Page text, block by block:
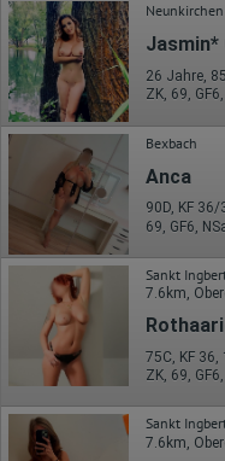
Neunkirchen
ZK, 69,
Bexbach
Anca
90D, KF
69, GF6,
Sankt
7.6km,
75C, KF
Sankt
7.6km,